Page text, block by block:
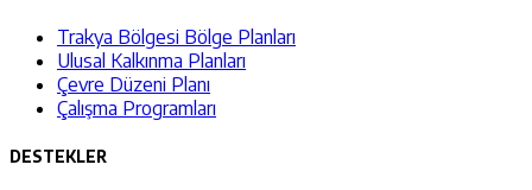
Trakya Bölgesi Bölge Planları
Ulusal Kalkınma Planları
Çevre Düzeni Planı
Çalışma Programları
DESTEKLER